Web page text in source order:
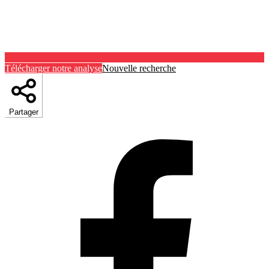
Télécharger notre analyseNouvelle recherche
Partager